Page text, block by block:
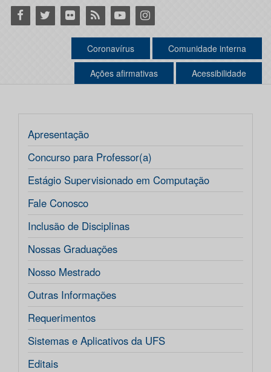
Facebook
Twitter Flickr RSS YoutubeInstagram
Coronavírus Comunidade interna
Ações afirmativas Acessibilidade
Apresentação
Concurso para Professor(a)
Estágio Supervisionado em Computação
Fale Conosco
Inclusão de Disciplinas
Nossas Graduações
Nosso Mestrado
Outras Informações
Requerimentos
Sistemas e Aplicativos da UFS
Editais